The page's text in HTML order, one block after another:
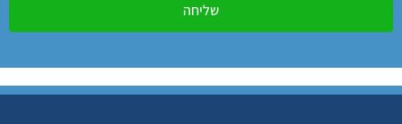
שליחה